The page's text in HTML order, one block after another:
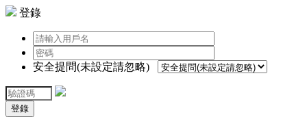
登錄
安全提問(未設定請忽略)
登錄